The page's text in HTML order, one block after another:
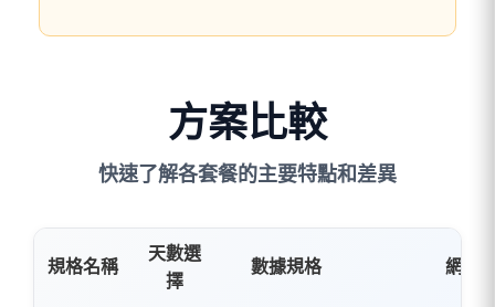
方案比較
快速了解各套餐的主要特點和差異
規格名稱
天數選
擇
數據規格 網路